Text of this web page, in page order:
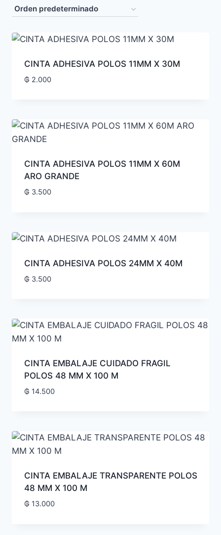
CINTA ADHESIVA POLOS 11MM X 30M
₲ 2.000
CINTA ADHESIVA POLOS 11MM X 60M
ARO GRANDE
₲ 3.500
CINTA ADHESIVA POLOS 24MM X 40M
₲ 3.500
CINTA EMBALAJE CUIDADO FRAGIL
POLOS 48 MM X 100 M
₲ 14.500
CINTA EMBALAJE TRANSPARENTE POLOS
48 MM X 100 M
₲ 13.000